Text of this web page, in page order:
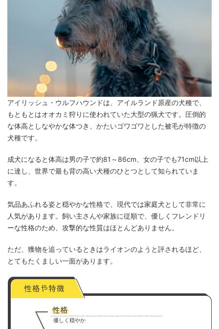
アイリッシュ・ウルフハウンドは、アイルランド原産の犬種で、
もともとはオオカミ狩りに使われていた大型の猟犬です。圧倒的
な体高としなやかな体つき、かたいゴワゴワとした被毛が特徴の
犬種です。
成犬になると体高は男の子で約81～86cm、女の子でも71cm以上
に達し、世界で最も背の高い犬種のひとつとして知られていま
す。
気品あふれる姿と穏やかな性格で、現代では家庭犬として非常に
人気があります。飼い主さんや家族に従順で、優しくフレンドリ
ーな性格のため、攻撃的な性質はほとんどありません。
ただ、獲物を追っているときはライオンのようと評されるほど、
とてもたくましい一面があります。
優しく穏やか